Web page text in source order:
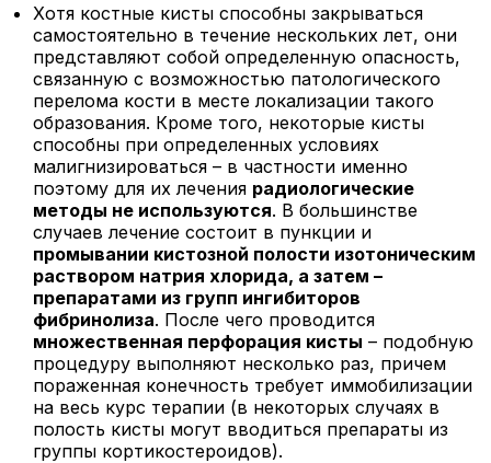
Хотя костные кисты способны закрываться
самостоятельно в течение нескольких лет, они
представляют собой определенную опасность,
связанную с возможностью патологического
перелома кости в месте локализации такого
образования. Кроме того, некоторые кисты
способны при определенных условиях
малигнизироваться – в частности именно
поэтому для их лечения радиологические
методы не используются. В большинстве
случаев лечение состоит в пункции и
промывании кистозной полости изотоническим
раствором натрия хлорида, а затем –
препаратами из групп ингибиторов
фибринолиза. После чего проводится
множественная перфорация кисты – подобную
процедуру выполняют несколько раз, причем
пораженная конечность требует иммобилизации
на весь курс терапии (в некоторых случаях в
полость кисты могут вводиться препараты из
группы кортикостероидов).